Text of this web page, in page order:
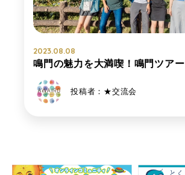
2023.08.08
鳴門の魅力を大満喫！鳴門ツアー
投稿者：★交流会